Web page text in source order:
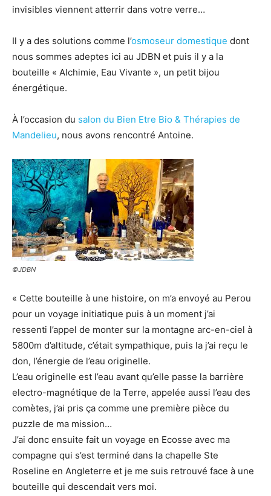
invisibles viennent atterrir dans votre verre…
Il y a des solutions comme l’osmoseur domestique dont
nous sommes adeptes ici au JDBN et puis il y a la
bouteille « Alchimie, Eau Vivante », un petit bijou
énergétique.
À l’occasion du salon du Bien Etre Bio & Thérapies de
Mandelieu, nous avons rencontré Antoine.
©JDBN
« Cette bouteille à une histoire, on m’a envoyé au Perou
pour un voyage initiatique puis à un moment j’ai
ressenti l’appel de monter sur la montagne arc-en-ciel à
5800m d’altitude, c’était sympathique, puis la j’ai reçu le
don, l’énergie de l’eau originelle.
L’eau originelle est l’eau avant qu’elle passe la barrière
electro-magnétique de la Terre, appelée aussi l’eau des
comètes, j’ai pris ça comme une première pièce du
puzzle de ma mission…
J’ai donc ensuite fait un voyage en Ecosse avec ma
compagne qui s’est terminé dans la chapelle Ste
Roseline en Angleterre et je me suis retrouvé face à une
bouteille qui descendait vers moi.